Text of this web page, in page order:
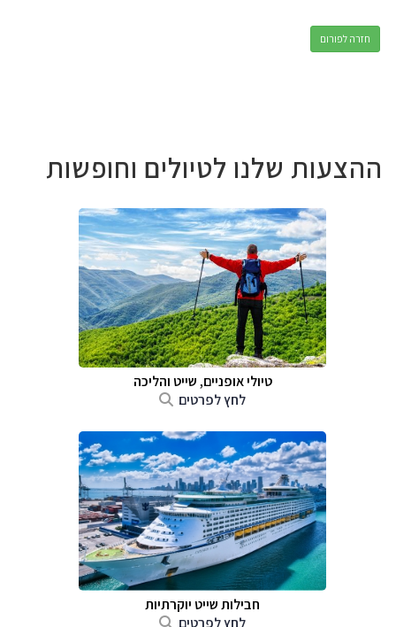
חזרה לפורום
ההצעות שלנו לטיולים וחופשות
טיולי אופניים, שייט והליכה
לחץ לפרטים
חבילות שייט יוקרתיות
לחץ לפרטים